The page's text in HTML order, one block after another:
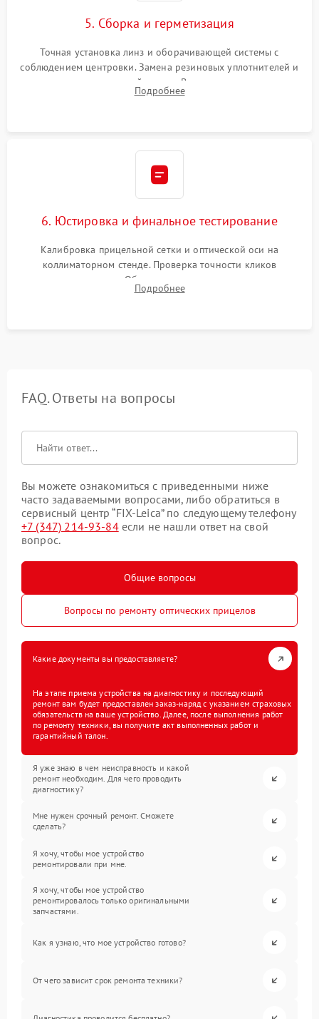
5. Сборка и герметизация
Точная установка линз и оборачивающей системы с
соблюдением центровки. Замена резиновых уплотнителей и
нанесение влагозащитной смазки. Вакуумирование корпуса
и заполнение его осушенным азотом или аргоном для
Подробнее
6. Юстировка и финальное тестирование
Калибровка прицельной сетки и оптической оси на
коллиматорном стенде. Проверка точности кликов
механизма поправок. Обязательное испытание прицела на
ударном стенде для проверки устойчивости к отдаче и
Подробнее
FAQ. Ответы на вопросы
Вы можете ознакомиться с приведенными ниже
часто задаваемыми вопросами, либо обратиться в
сервисный центр “FIX-Leica” по следующему телефону
+7 (347) 214-93-84если не нашли ответ на свой
вопрос.
Общие вопросы
Вопросы по ремонту оптических прицелов
Какие документы вы предоставляете?
На этапе приема устройства на диагностику и последующий
ремонт вам будет предоставлен заказ-наряд с указанием страховых
обязательств на ваше устройство. Далее, после выполнения работ
по ремонту техники, вы получите акт выполненных работ и
гарантийный талон.
Я уже знаю в чем неисправность и какой
ремонт необходим. Для чего проводить
диагностику?
Мне нужен срочный ремонт. Сможете
сделать?
Я хочу, чтобы мое устройство
ремонтировали при мне.
Я хочу, чтобы мое устройство
ремонтировалось только оригинальными
запчастями.
Как я узнаю, что мое устройство готово?
От чего зависит срок ремонта техники?